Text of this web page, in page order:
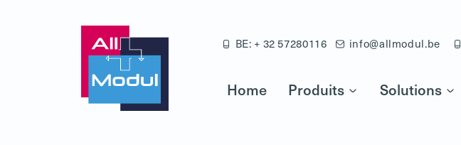
BE: + 32 57280116 info@allmodul.be
Home Produits Solutions